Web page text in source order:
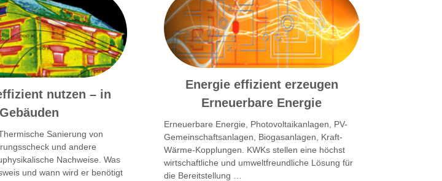
nutzen – in
Gebäuden
Sanierung von
und andere
Nachweise. Was
und wann wird er benötigt
Energie effizient erzeugen
Erneuerbare Energie
Erneuerbare Energie, Photovoltaikanlagen, PV-
Gemeinschaftsanlagen, Biogasanlagen, Kraft-
Wärme-Kopplungen. KWKs stellen eine höchst
wirtschaftliche und umweltfreundliche Lösung für
die Bereitstellung …